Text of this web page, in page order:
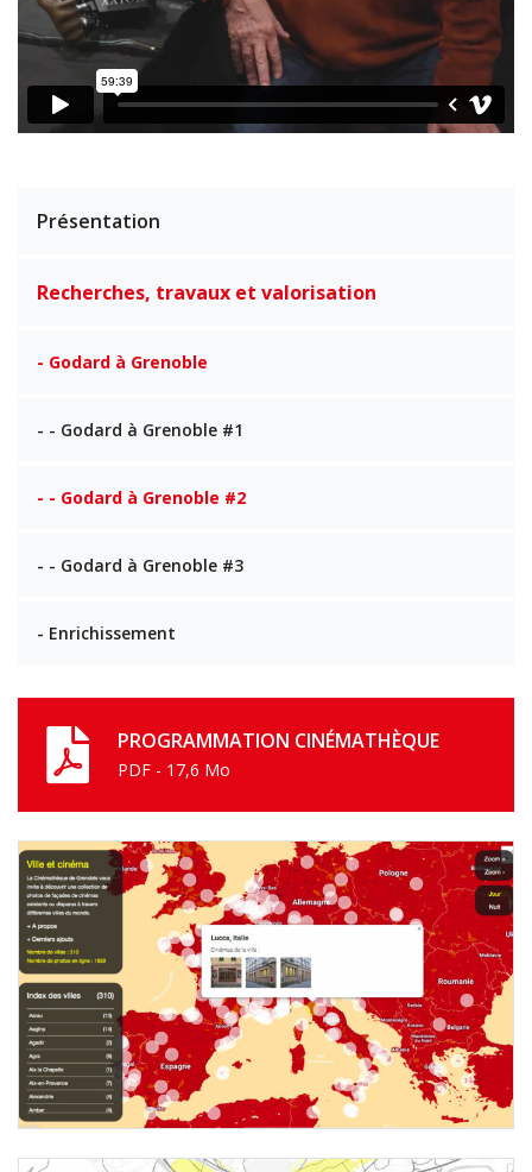
Présentation
Recherches, travaux et valorisation
- Godard à Grenoble
- - Godard à Grenoble #1
- - Godard à Grenoble #2
- - Godard à Grenoble #3
- Enrichissement
PROGRAMMATION CINÉMATHÈQUE
PDF - 17,6 Mo